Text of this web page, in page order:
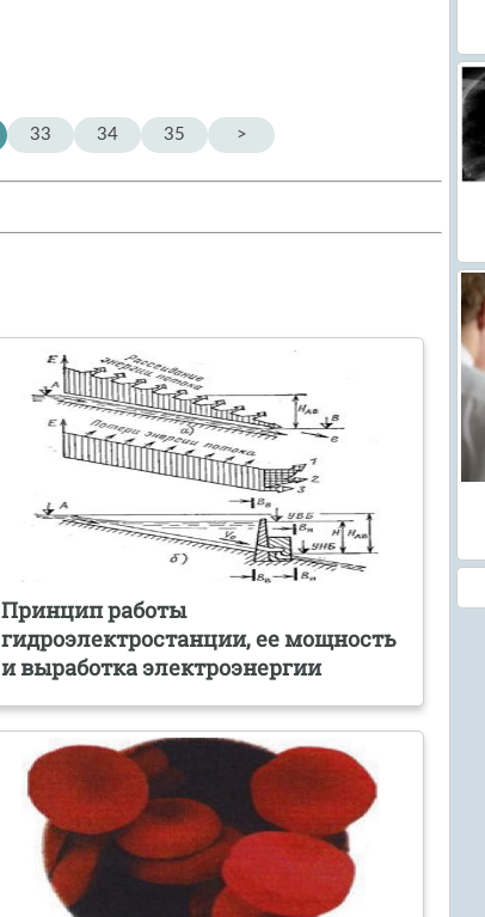
33 34 35 >
Принцип работы
гидроэлектростанции, ее мощность
и выработка электроэнергии